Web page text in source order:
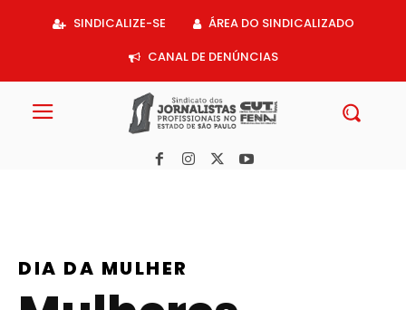
SINDICALIZE-SE
ÁREA DO SINDICALIZADO
CANAL DE DENÚNCIAS
DIA DA MULHER